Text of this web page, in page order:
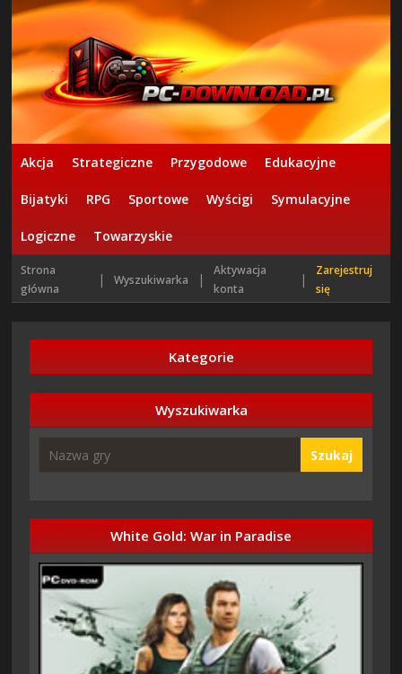
Akcja Strategiczne Przygodowe Edukacyjne
Bijatyki RPG Sportowe Wyścigi Symulacyjne
Logiczne Towarzyskie
Strona
główna
| Wyszukiwarka |
Aktywacja
konta
|
Zarejestruj
się
Kategorie
Wyszukiwarka
Szukaj
White Gold: War in Paradise